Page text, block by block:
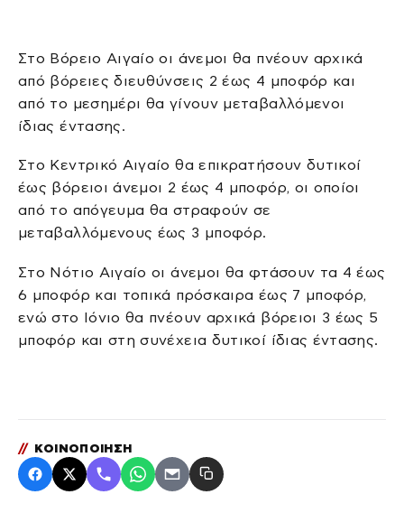
Στο Βόρειο Αιγαίο οι άνεμοι θα πνέουν αρχικά
από βόρειες διευθύνσεις 2 έως 4 μποφόρ και
από το μεσημέρι θα γίνουν μεταβαλλόμενοι
ίδιας έντασης.
Στο Κεντρικό Αιγαίο θα επικρατήσουν δυτικοί
έως βόρειοι άνεμοι 2 έως 4 μποφόρ, οι οποίοι
από το απόγευμα θα στραφούν σε
μεταβαλλόμενους έως 3 μποφόρ.
Στο Νότιο Αιγαίο οι άνεμοι θα φτάσουν τα 4 έως
6 μποφόρ και τοπικά πρόσκαιρα έως 7 μποφόρ,
ενώ στο Ιόνιο θα πνέουν αρχικά βόρειοι 3 έως 5
μποφόρ και στη συνέχεια δυτικοί ίδιας έντασης.
// ΚΟΙΝΟΠΟΙΗΣΗ